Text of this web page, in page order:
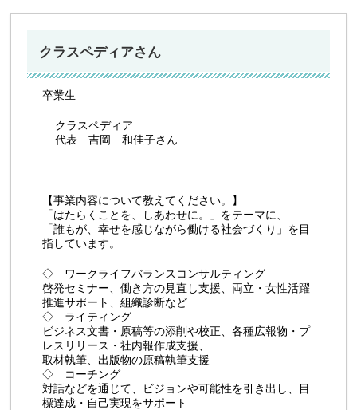
クラスペディアさん
卒業生
クラスペディア
代表 吉岡 和佳子さん
【事業内容について教えてください。】
「はたらくことを、しあわせに。」をテーマに、
「誰もが、幸せを感じながら働ける社会づくり」を目
指しています。
◇ ワークライフバランスコンサルティング
啓発セミナー、働き方の見直し支援、両立・女性活躍
推進サポート、組織診断など
◇ ライティング
ビジネス文書・原稿等の添削や校正、各種広報物・プ
レスリリース・社内報作成支援、
取材執筆、出版物の原稿執筆支援
◇ コーチング
対話などを通じて、ビジョンや可能性を引き出し、目
標達成・自己実現をサポート